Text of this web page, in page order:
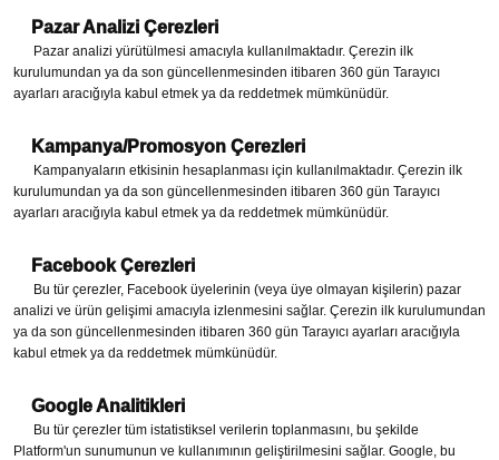
Pazar Analizi Çerezleri
Pazar analizi yürütülmesi amacıyla kullanılmaktadır. Çerezin ilk
kurulumundan ya da son güncellenmesinden itibaren 360 gün Tarayıcı
ayarları aracığıyla kabul etmek ya da reddetmek mümkünüdür.
Kampanya/Promosyon Çerezleri
Kampanyaların etkisinin hesaplanması için kullanılmaktadır. Çerezin ilk
kurulumundan ya da son güncellenmesinden itibaren 360 gün Tarayıcı
ayarları aracığıyla kabul etmek ya da reddetmek mümkünüdür.
Facebook Çerezleri
Bu tür çerezler, Facebook üyelerinin (veya üye olmayan kişilerin) pazar
analizi ve ürün gelişimi amacıyla izlenmesini sağlar. Çerezin ilk kurulumundan
ya da son güncellenmesinden itibaren 360 gün Tarayıcı ayarları aracığıyla
kabul etmek ya da reddetmek mümkünüdür.
Google Analitikleri
Bu tür çerezler tüm istatistiksel verilerin toplanmasını, bu şekilde
Platform'un sunumunun ve kullanımının geliştirilmesini sağlar. Google, bu